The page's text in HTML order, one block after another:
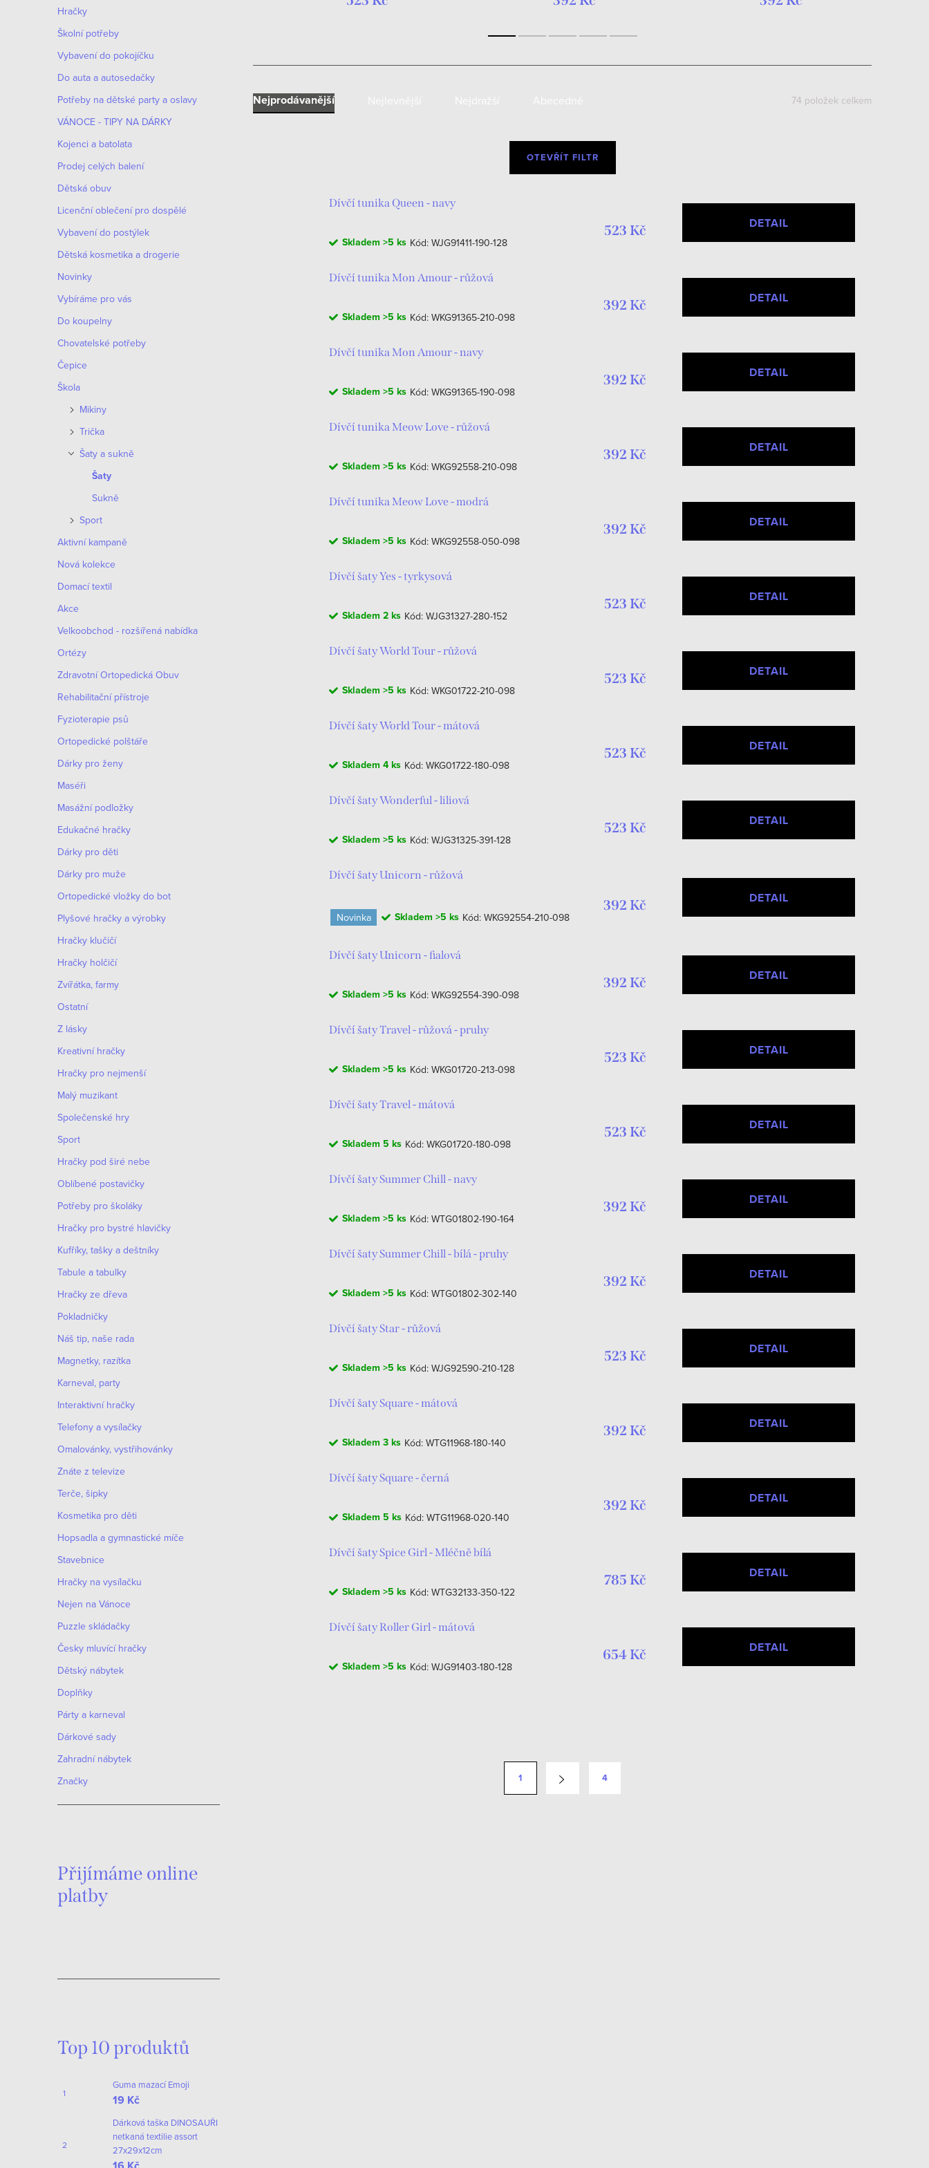
n
n
í
p
a
n
e
l
Hračky
Školní potřeby
Vybavení do pokojíčku
Do auta a autosedačky
Potřeby na dětské party a oslavy
VÁNOCE - TIPY NA DÁRKY
Kojenci a batolata
Prodej celých balení
Dětská obuv
Licenční oblečení pro dospělé
Vybavení do postýlek
Dětská kosmetika a drogerie
Novinky
Vybíráme pro vás
Do koupelny
Chovatelské potřeby
Čepice
Škola
Mikiny
Trička
Šaty a sukně
Šaty
Sukně
Sport
Aktivní kampaně
Nová kolekce
Domací textil
Akce
Velkoobchod - rozšířená nabídka
Ortézy
Zdravotní Ortopedická Obuv
Rehabilitační přístroje
Fyzioterapie psů
Ortopedické polštáře
Dárky pro ženy
Maséři
Masážní podložky
Edukačné hračky
Dárky pro děti
Dárky pro muže
Оrtopedické vložky do bot
Plyšové hračky a výrobky
Hračky klučičí
Hračky holčičí
Zvířátka, farmy
Ostatní
Z lásky
Kreativní hračky
Hračky pro nejmenší
Malý muzikant
Společenské hry
Sport
Hračky pod širé nebe
Oblíbené postavičky
Potřeby pro školáky
Hračky pro bystré hlavičky
Kufříky, tašky a deštníky
Tabule a tabulky
Hračky ze dřeva
Pokladničky
Náš tip, naše rada
Magnetky, razítka
Karneval, party
Interaktivní hračky
Telefony a vysílačky
Omalovánky, vystřihovánky
Znáte z televize
Terče, šipky
Kosmetika pro děti
Hopsadla a gymnastické míče
Stavebnice
Hračky na vysílačku
Nejen na Vánoce
Puzzle skládačky
Česky mluvící hračky
Dětský nábytek
Doplňky
Párty a karneval
Dárkové sady
Zahradní nábytek
Značky
Přijímáme online
platby
Top 10 produktů
Guma mazací Emoji
19 Kč
Dárková taška DINOSAUŘI
netkaná textilie assort
27x29x12cm
Ř
Nejprodávanější 74 položek celkem
OTEVŘÍT FILTR
Dívčí tunika Queen - navy
Skladem >5 ks Kód: WJG91411-190-128
523 Kč DETAIL
Dívčí tunika Mon Amour - růžová
Skladem >5 ks Kód: WKG91365-210-098
392 Kč DETAIL
Dívčí tunika Mon Amour - navy
Skladem >5 ks Kód: WKG91365-190-098
392 Kč DETAIL
Dívčí tunika Meow Love - růžová
Skladem >5 ks Kód: WKG92558-210-098
392 Kč DETAIL
Dívčí tunika Meow Love - modrá
Skladem >5 ks Kód: WKG92558-050-098
392 Kč DETAIL
Dívčí šaty Yes - tyrkysová
Skladem 2 ks Kód: WJG31327-280-152
523 Kč DETAIL
Dívčí šaty World Tour - růžová
Skladem >5 ks Kód: WKG01722-210-098
523 Kč DETAIL
Dívčí šaty World Tour - mátová
Skladem 4 ks Kód: WKG01722-180-098
523 Kč DETAIL
Dívčí šaty Wonderful - liliová
Skladem >5 ks Kód: WJG31325-391-128
523 Kč DETAIL
Dívčí šaty Unicorn - růžová
Novinka Skladem >5 ks Kód: WKG92554-210-098
392 Kč DETAIL
Dívčí šaty Unicorn - fialová
Skladem >5 ks Kód: WKG92554-390-098
392 Kč DETAIL
Dívčí šaty Travel - růžová - pruhy
Skladem >5 ks Kód: WKG01720-213-098
523 Kč DETAIL
Dívčí šaty Travel - mátová
Skladem 5 ks Kód: WKG01720-180-098
523 Kč DETAIL
Dívčí šaty Summer Chill - navy
Skladem >5 ks Kód: WTG01802-190-164
392 Kč DETAIL
Dívčí šaty Summer Chill - bílá - pruhy
Skladem >5 ks Kód: WTG01802-302-140
392 Kč DETAIL
Dívčí šaty Star - růžová
Skladem >5 ks Kód: WJG92590-210-128
523 Kč DETAIL
Dívčí šaty Square - mátová
Skladem 3 ks Kód: WTG11968-180-140
392 Kč DETAIL
Dívčí šaty Square - černá
Skladem 5 ks Kód: WTG11968-020-140
392 Kč DETAIL
Dívčí šaty Spice Girl - Mléčně bílá
Skladem >5 ks Kód: WTG32133-350-122
785 Kč DETAIL
Dívčí šaty Roller Girl - mátová
Skladem >5 ks Kód: WJG91403-180-128
654 Kč DETAIL
1 4